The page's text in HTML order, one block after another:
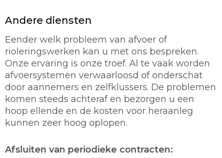
Andere diensten
Eender welk probleem van afvoer of
rioleringswerken kan u met ons bespreken.
Onze ervaring is onze troef. Al te vaak worden
afvoersystemen verwaarloosd of onderschat
door aannemers en zelfklussers. De problemen
komen steeds achteraf en bezorgen u een
hoop ellende en de kosten voor heraanleg
kunnen zeer hoog oplopen.
Afsluiten van periodieke contracten: